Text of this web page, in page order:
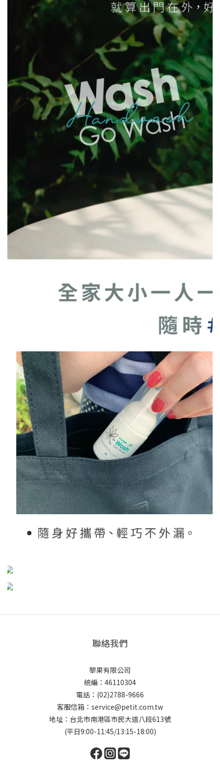
聯絡我們
黎果有限公司
統編：46110304
電話：(02)2788-9666
客服信箱：service@petit.com.tw
地址：台北市南港區市民大道八段613號
(平日9:00-11:45/13:15-18:00)